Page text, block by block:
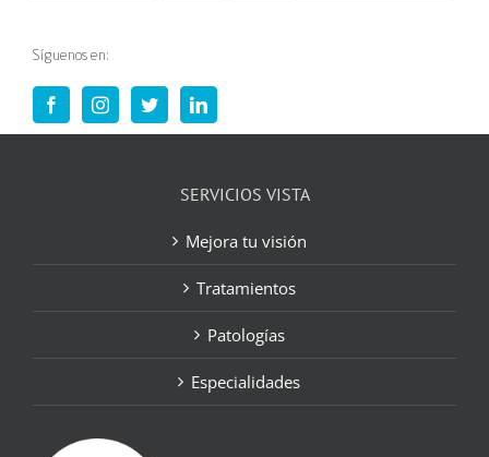
Síguenos en:
SERVICIOS VISTA
Mejora tu visión
Tratamientos
Patologías
Especialidades